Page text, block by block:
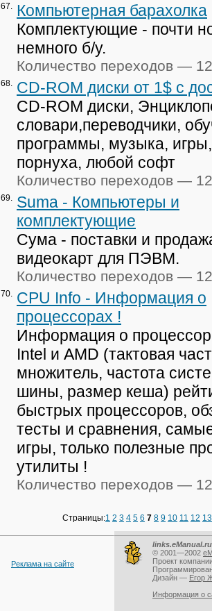
67.
Компьютерная барахолка
Комплектующие - почти
немного б/у.
Количество переходов —
68.
CD-ROM диски от 1$ c
CD-ROM диски,
словари,переводчики,
программы, музыка,
порнуха, любой софт
Количество переходов —
69.
Suma - Компьютеры и
комплектующие
Сума - поставки и
видеокарт для ПЭВМ.
Количество переходов —
70.
CPU Info - Информация о
процессорах !
Информация о
Intel и AMD (тактовая
множитель, частота
шины, размер кеша)
быстрых процессоров,
тесты и сравнения,
игры, только полезные
утилиты !
Количество переходов —
Страницы:1 2 3 4 5 6 7 8 9 10 11 12 13
Реклама на сайте
links.eManual.ru
© 2001—2002
Проект
Дизайн — Егор
Информация о